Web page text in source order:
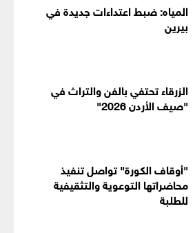
المياه: ضبط اعتداءات جديدة في
بيرين
الزرقاء تحتفي بالفن والتراث في
"صيف الأردن 2026"
"أوقاف الكورة" تواصل تنفيذ
محاضراتها التوعوية والتثقيفية
للطلبة